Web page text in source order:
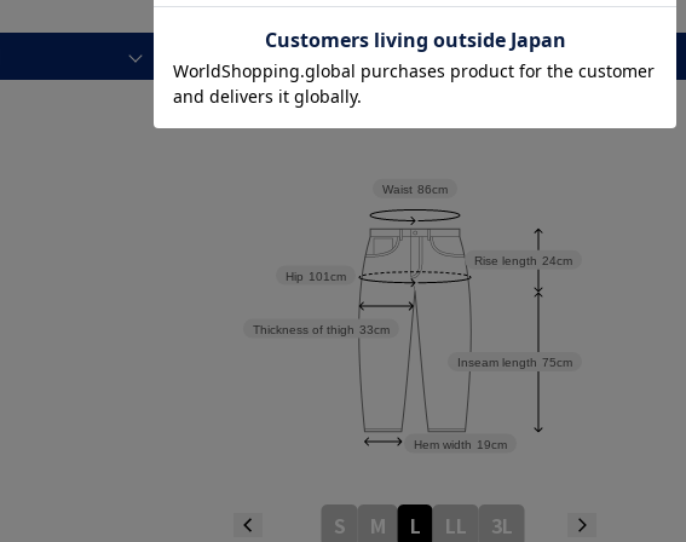
レビュー
Inseam length 75cm
Rise length 24cm
Hem width 19cm
Thickness of thigh 33cm
Hip 101cm
Waist 86cm
S M L LL 3L